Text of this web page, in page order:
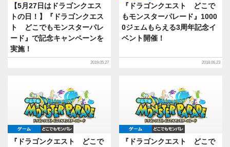
【5月27日はドラゴンクエス
トの日！】『ドラゴンクエス
ト どこでもモンスターパレ
ード』で記念キャンペーンを
実施！
2019.05.27
『ドラゴンクエスト どこで
もモンスターパレード』1000
0ジェムもらえる3周年記念イ
ベント開催！
2018.06.23
ゲーム どこでもDQMP
『ドラゴンクエスト どこで
ゲーム
『ドラゴンクエスト どこで